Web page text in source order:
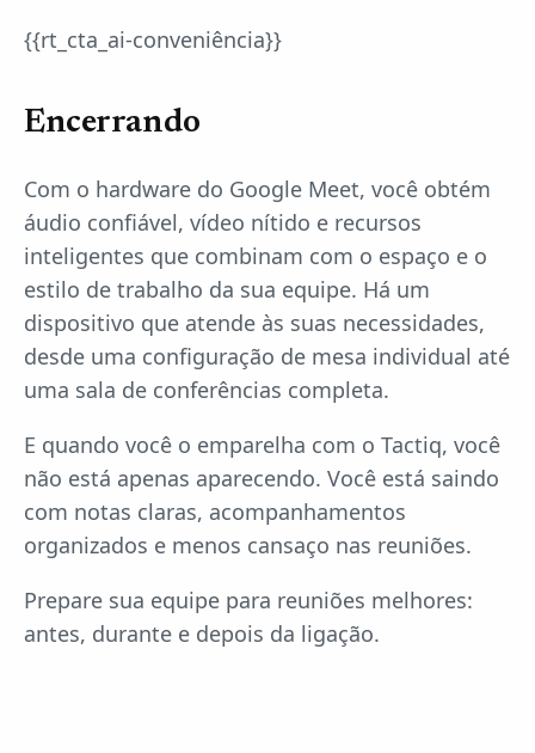
{{rt_cta_ai-conveniência}}
Encerrando
Com o hardware do Google Meet, você obtém
áudio confiável, vídeo nítido e recursos
inteligentes que combinam com o espaço e o
estilo de trabalho da sua equipe. Há um
dispositivo que atende às suas necessidades,
desde uma configuração de mesa individual até
uma sala de conferências completa.
E quando você o emparelha com o Tactiq, você
não está apenas aparecendo. Você está saindo
com notas claras, acompanhamentos
organizados e menos cansaço nas reuniões.
Prepare sua equipe para reuniões melhores:
antes, durante e depois da ligação.